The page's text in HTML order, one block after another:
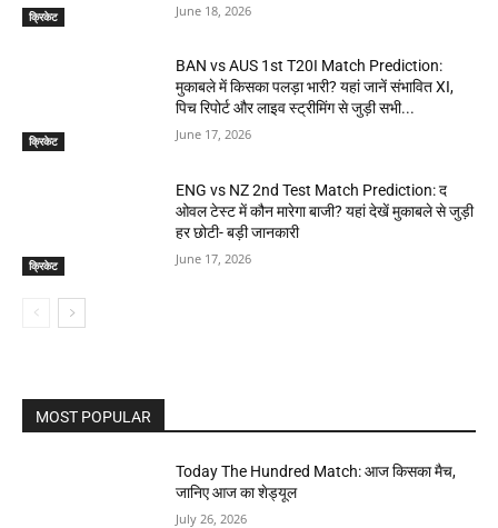
क्रिकेट June 18, 2026
क्रिकेट
BAN vs AUS 1st T20I Match Prediction:
मुकाबले में किसका पलड़ा भारी? यहां जानें संभावित XI,
पिच रिपोर्ट और लाइव स्ट्रीमिंग से जुड़ी सभी...
June 17, 2026
क्रिकेट
ENG vs NZ 2nd Test Match Prediction: द
ओवल टेस्ट में कौन मारेगा बाजी? यहां देखें मुकाबले से जुड़ी
हर छोटी- बड़ी जानकारी
June 17, 2026
MOST POPULAR
Today The Hundred Match: आज किसका मैच,
जानिए आज का शेड्यूल
July 26, 2026